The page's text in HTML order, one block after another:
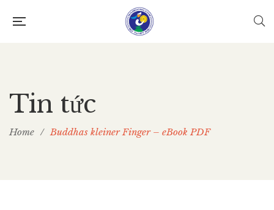
Tin tức
Home / Buddhas kleiner Finger – eBook PDF